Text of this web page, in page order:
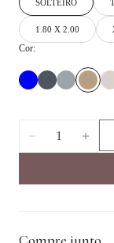
SOLTEIRO
1.80 X 2.00
Cor:
1